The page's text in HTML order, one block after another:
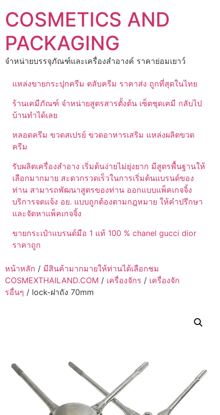
to
content
COSMETICS AND
PACKAGING
จำหน่ายบรรจุภัณฑ์และเครื่องสำอางค์ ราคาย่อมเยาว์
แหล่งขายกระปุกครีม ตลับครีม ราคาส่ง ถูกที่สุดในไทย
ร้านเคมีภัณฑ์ จำหน่ายสูตรสารตั้งต้น เซ็ตชุดเคมี กลับไป
บ้านทำได้เลย
หลอดครีม ขวดสเปรย์ ขวดอาหารเสริม แหล่งผลิตขวด
ครีม
รับผลิตเครื่องสำอาง เริ่มต้นง่ายไม่ยุ่งยาก มีสูตรพื้นฐานให้
เลือกมากมาย สะดวกรวดเร็วในการเริ่มต้นแบรนด์ของ
ท่าน สามารถพัฒนาสูตรของท่าน ออกแบบแพ็คเกจจิ้ง
บริการจดแจ้ง อย. แบบถูกต้องตามกฎหมาย ให้คำปรึกษา
และจัดหาแพ็คเกจจิ้ง
ขายกระเป๋าแบรนด์มือ 1 แท้ 100 % chanel gucci dior
ราคาถูก
หน้าหลัก / มีสินค้ามากมายให้ท่านได้เลือกชม
COSMEXTHAILAND.COM / เครื่องจักร / เครื่องจัก
รอื่นๆ / lock-ฝาถัง 70mm